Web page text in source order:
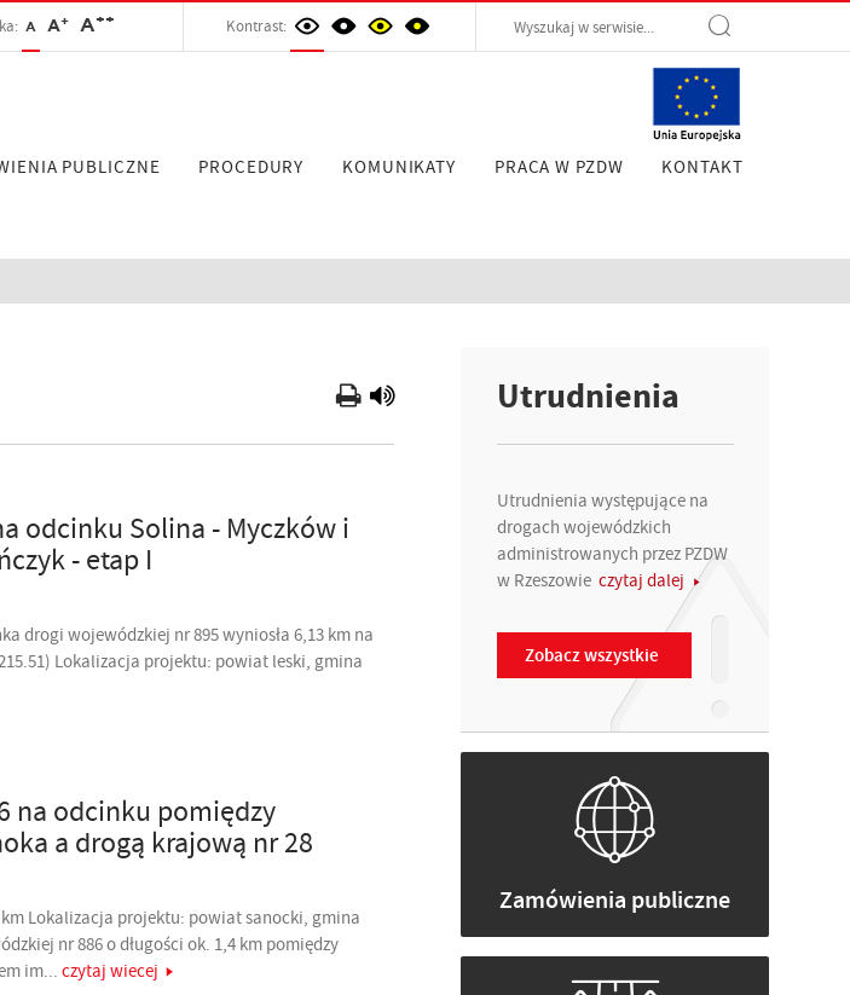
A A+ A++ Kontrast:
PUBLICZNE PROCEDURY KOMUNIKATY PRACA W PZDW KONTAKT
odcinku Solina - Myczków i
- etap I
drogi wojewódzkiej nr 895 wyniosła 6,13 km na
Lokalizacja projektu: powiat leski, gmina
na odcinku pomiędzy
a drogą krajową nr 28
Lokalizacja projektu: powiat sanocki, gmina
nr 886 o długości ok. 1,4 km pomiędzy
im...czytaj wiecej
Utrudnienia
Utrudnienia występujące na
drogach wojewódzkich
administrowanych przez PZDW
w Rzeszowie czytaj dalej
Zobacz wszystkie
Zamówienia publiczne